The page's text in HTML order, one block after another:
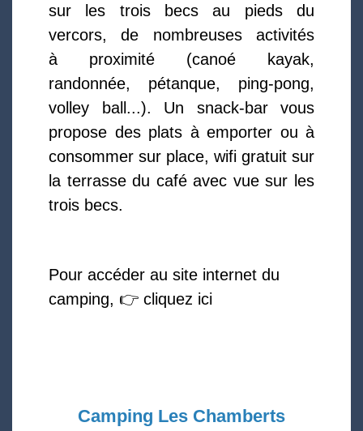
sur les trois becs au pieds du
vercors, de nombreuses activités
à proximité (canoé kayak,
randonnée, pétanque, ping-pong,
volley ball...). Un snack-bar vous
propose des plats à emporter ou à
consommer sur place, wifi gratuit sur
la terrasse du café avec vue sur les
trois becs.
Pour accéder au site internet du
camping, 👉 cliquez ici
Camping Les Chamberts